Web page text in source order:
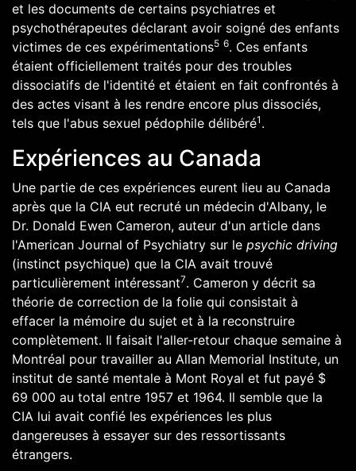
et les documents de certains psychiatres et
psychothérapeutes déclarant avoir soigné des enfants
victimes de ces expérimentations5 6. Ces enfants
étaient officiellement traités pour des troubles
dissociatifs de l'identité et étaient en fait confrontés à
des actes visant à les rendre encore plus dissociés,
tels que l'abus sexuel pédophile délibéré1 .
Expériences au Canada
Une partie de ces expériences eurent lieu au Canada
après que la CIA eut recruté un médecin d'Albany, le
Dr. Donald Ewen Cameron, auteur d'un article dans
l'American Journal of Psychiatry sur le psychic driving
(instinct psychique) que la CIA avait trouvé
particulièrement intéressant7. Cameron y décrit sa
théorie de correction de la folie qui consistait à
effacer la mémoire du sujet et à la reconstruire
complètement. Il faisait l'aller-retour chaque semaine à
Montréal pour travailler au Allan Memorial Institute, un
institut de santé mentale à Mont Royal et fut payé $
69 000 au total entre 1957 et 1964. Il semble que la
CIA lui avait confié les expériences les plus
dangereuses à essayer sur des ressortissants
étrangers.